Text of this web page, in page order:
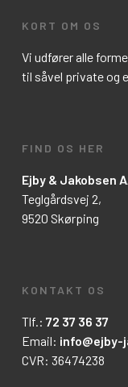
KORT OM OS
Vi udfører alle
til såvel private og
FIND OS HER
Ejby & Jakobsen
Teglgårdsvej 2,
9520 Skørping
KONTAKT OS
Tlf.: 72 37 36 37
Email: info@ejby-
CVR: 36474238